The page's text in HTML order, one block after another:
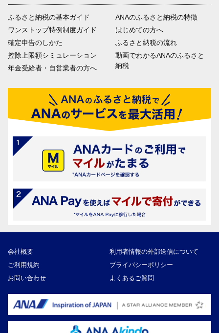
ふるさと納税の基本ガイド
ワンストップ特例制度ガイド
確定申告のしかた
控除上限額シミュレーション
年金受給者・自営業者の方へ
ANAのふるさと納税の特徴
はじめての方へ
ふるさと納税の流れ
動画でわかるANAのふるさと
納税
会社概要
利用者情報の外部送信について
ご利用規約
プライバシーポリシー
お問い合わせ
よくあるご質問